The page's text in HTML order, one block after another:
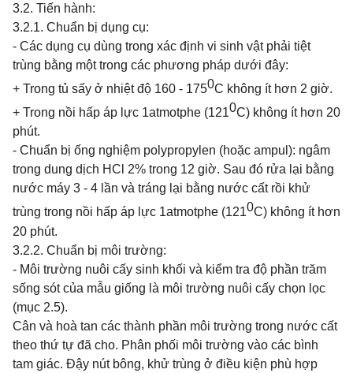
3.2. Tiến hành:
3.2.1. Chuẩn bị dụng cụ:
- Các dụng cụ dùng trong xác định vi sinh vật phải tiệt
trùng bằng một trong các phương pháp dưới đây:
+ Trong tủ sấy ở nhiệt độ 160 - 1750C không ít hơn 2 giờ.
+ Trong nồi hấp áp lực 1atmotphe (1210C) không ít hơn 20
phút.
- Chuẩn bị ống nghiệm polypropylen (hoặc ampul): ngâm
trong dung dịch HCl 2% trong 12 giờ. Sau đó rửa lại bằng
nước máy 3 - 4 lần và tráng lại bằng nước cất rồi khử
trùng trong nồi hấp áp lực 1atmotphe (1210C) không ít hơn
20 phút.
3.2.2. Chuẩn bị môi trường:
- Môi trường nuôi cấy sinh khối và kiểm tra độ phần trăm
sống sót của mẫu giống là môi trường nuôi cấy chọn lọc
(mục 2.5).
Cân và hoà tan các thành phần môi trường trong nước cất
theo thứ tự đã cho. Phân phối môi trường vào các bình
tam giác. Đậy nút bông, khử trùng ở điều kiện phù hợp